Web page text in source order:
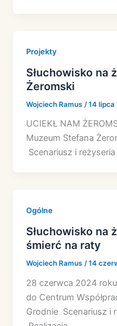
Projekty
Słuchowisko na
Żeromski
Wojciech Ramus /14 lipca
UCIEKŁ NAM
Muzeum Stefana
Scenariusz i
Ogólne
Słuchowisko na
śmierć na raty
Wojciech Ramus/14
28 czerwca 2024
do Centrum
Grodnie Scenariusz i